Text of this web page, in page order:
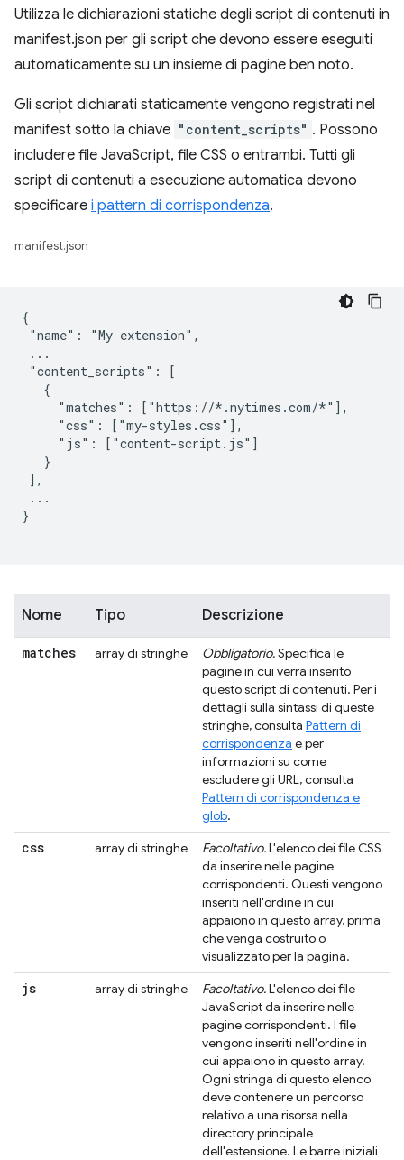
Utilizza le dichiarazioni statiche degli script di contenuti in
manifest.json per gli script che devono essere eseguiti
automaticamente su un insieme di pagine ben noto.
Gli script dichiarati staticamente vengono registrati nel
manifest sotto la chiave "content_scripts" . Possono
includere file JavaScript, file CSS o entrambi. Tutti gli
script di contenuti a esecuzione automatica devono
specificare i pattern di corrispondenza.
manifest.json
{
"name": "My extension",
...
"content_scripts": [
   {
     "matches": ["https://*.nytimes.com/*"],
     "css": ["my-styles.css"],
     "js": ["content-script.js"]
   }
],
...
}
Nome Tipo Descrizione
matches array di stringhe Obbligatorio.Specifica le
pagine in cui verrà inserito
questo script di contenuti. Per i
dettagli sulla sintassi di queste
stringhe, consulta Pattern di
corrispondenza e per
informazioni su come
escludere gli URL, consulta
Pattern di corrispondenza e
glob.
css array di stringhe Facoltativo.L'elenco dei file CSS
da inserire nelle pagine
corrispondenti. Questi vengono
inseriti nell'ordine in cui
appaiono in questo array, prima
che venga costruito o
visualizzato per la pagina.
js array di stringhe Facoltativo.L'elenco dei file
JavaScript da inserire nelle
pagine corrispondenti. I file
vengono inseriti nell'ordine in
cui appaiono in questo array.
Ogni stringa di questo elenco
deve contenere un percorso
relativo a una risorsa nella
directory principale
dell'estensione. Le barre iniziali